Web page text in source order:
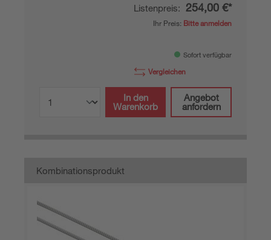
Listenpreis: 254,00 €*
Ihr Preis: Bitte anmelden
Sofort verfügbar
Vergleichen
In den
Warenkorb
Angebot
anfordern
Kombinationsprodukt